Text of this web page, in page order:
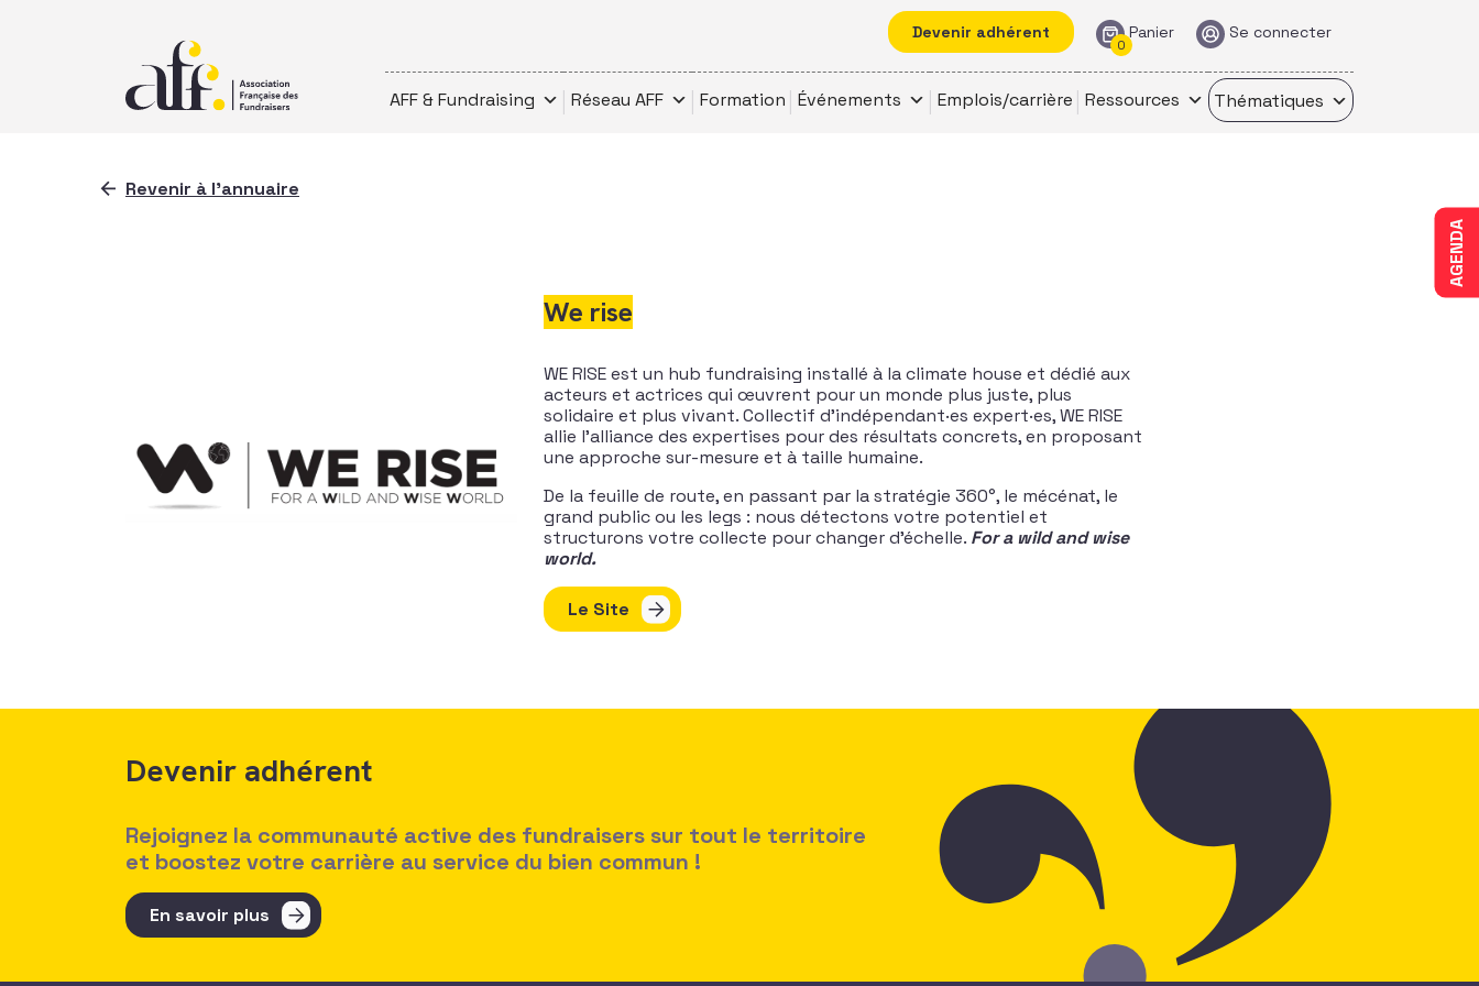
Devenir adhérent Panier
0
Se connecter
AFF & Fundraising Réseau AFF Formation Événements Emplois/carrière Ressources Thématiques
AGENDA
Revenir à l'annuaire
We rise
WE RISE est un hub fundraising installé à la climate house et dédié aux
acteurs et actrices qui œuvrent pour un monde plus juste, plus
solidaire et plus vivant. Collectif d’indépendant·es expert·es, WE RISE
allie l’alliance des expertises pour des résultats concrets, en proposant
une approche sur-mesure et à taille humaine.
De la feuille de route, en passant par la stratégie 360°, le mécénat, le
grand public ou les legs : nous détectons votre potentiel et
structurons votre collecte pour changer d’échelle. For a wild and wise
world.
Le Site
Devenir adhérent
Rejoignez la communauté active des fundraisers sur tout le territoire
et boostez votre carrière au service du bien commun !
En savoir plus